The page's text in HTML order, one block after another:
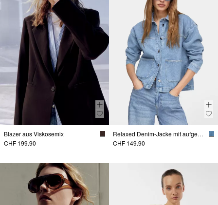
Blazer aus Viskosemix
CHF 199.90
Relaxed Denim-Jacke mit aufgesetzten Taschen
CHF 149.90